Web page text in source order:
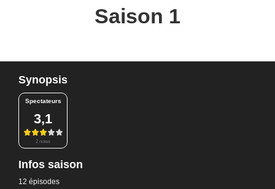
Saison 1
Synopsis
Spectateurs
3,1
2 notes
Infos saison
12 épisodes